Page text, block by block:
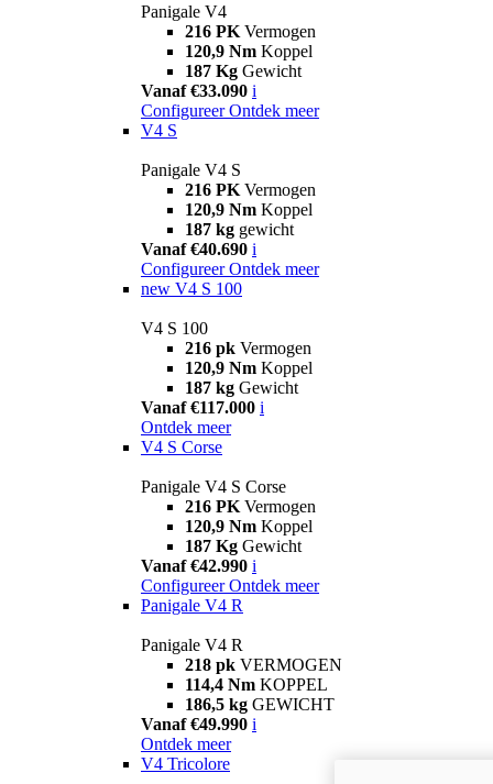
Panigale V4
216 PK Vermogen
120,9 Nm Koppel
187 Kg Gewicht
Vanaf €33.090 i
Configureer Ontdek meer
V4 S
Panigale V4 S
216 PK Vermogen
120,9 Nm Koppel
187 kg gewicht
Vanaf €40.690 i
Configureer Ontdek meer
new V4 S 100
V4 S 100
216 pk Vermogen
120,9 Nm Koppel
187 kg Gewicht
Vanaf €117.000 i
Ontdek meer
V4 S Corse
Panigale V4 S Corse
216 PK Vermogen
120,9 Nm Koppel
187 Kg Gewicht
Vanaf €42.990 i
Configureer Ontdek meer
Panigale V4 R
Panigale V4 R
218 pk VERMOGEN
114,4 Nm KOPPEL
186,5 kg GEWICHT
Vanaf €49.990 i
Ontdek meer
V4 Tricolore